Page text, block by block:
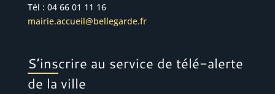
Tél : 04 66 01 11 16
mairie.accueil@bellegarde.fr
S’inscrire au service de télé-alerte
de la ville